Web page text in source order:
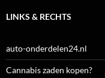
LINKS & RECHTS
auto-onderdelen24.nl
Cannabis zaden kopen?